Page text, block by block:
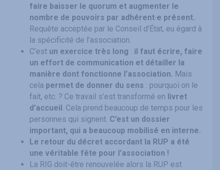
faire baisser le quorum et augmenter le
nombre de pouvoirs par adhérent·e présent.
Requête acceptée par le Conseil d’État, eu égard à
la spécificité de l’association.
C’est un exercice très long : il faut écrire, faire
un effort de communication et détailler la
manière dont fonctionne l’association. Mais
cela permet de donner du sens : pourquoi on le
fait, etc. ? Ce travail s’est transformé en livret
d’accueil . Cela prend beaucoup de temps pour les
personnes qui signent. C’est un dossier
important, qui a beaucoup mobilisé en interne.
Le retour du décret accordant la RUP a été
une véritable fête pour l’association !
La RIG doit-être renouvelée alors la RUP est